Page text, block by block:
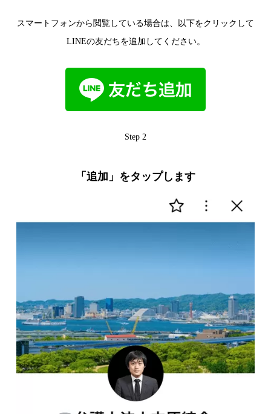
スマートフォンから閲覧している場合は、以下をクリックして
LINEの友だちを追加してください。
Step 2
「追加」をタップします